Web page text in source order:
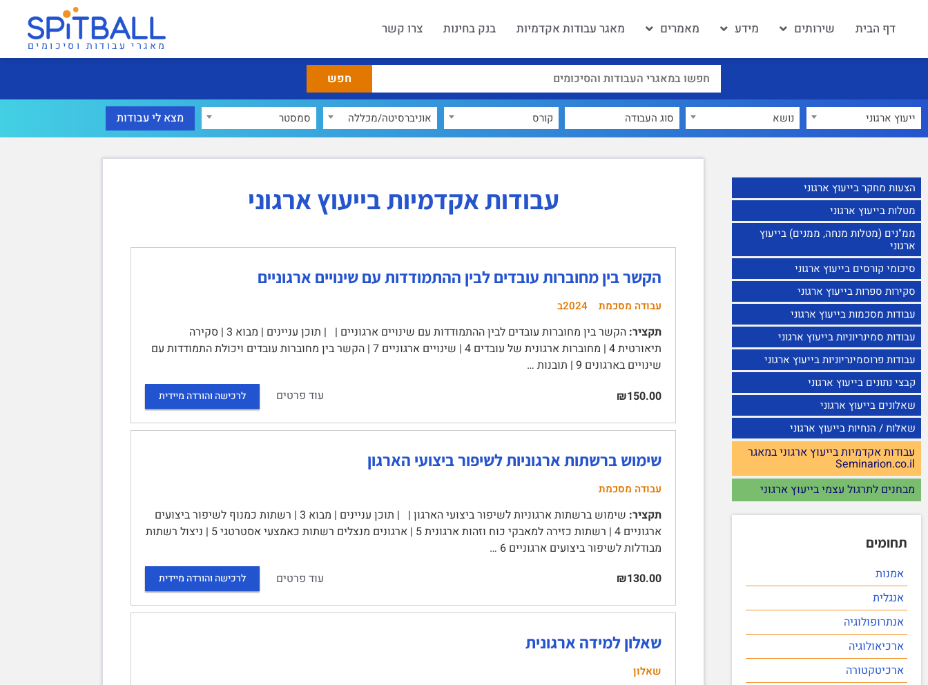
דף הבית שירותים מידע מאמרים מאגר עבודות אקדמיות בנק בחינות צרו קשר
מאגרי עבודות וסיכומים
ייעוץ ארגוני נושא קורס אוניברסיטה/מכללה סמסטר
הצעות מחקר בייעוץ ארגוני
מטלות בייעוץ ארגוני
ממ"נים (מטלות מנחה, ממנים) בייעוץ
ארגוני
סיכומי קורסים בייעוץ ארגוני
סקירות ספרות בייעוץ ארגוני
עבודות מסכמות בייעוץ ארגוני
עבודות סמינריוניות בייעוץ ארגוני
עבודות פרוסמינריוניות בייעוץ ארגוני
קבצי נתונים בייעוץ ארגוני
שאלונים בייעוץ ארגוני
שאלות / הנחיות בייעוץ ארגוני
עבודות אקדמיות בייעוץ ארגוני במאגר
Seminarion.co.il
מבחנים לתרגול עצמי בייעוץ ארגוני
תחומים
אמנות
אנגלית
אנתרופולוגיה
ארכיאולוגיה
ארכיטקטורה
עבודות אקדמיות בייעוץ ארגוני
הקשר בין מחוברות עובדים לבין ההתמודדות עם שינויים ארגוניים
עבודה מסכמת 2024ב
תקציר:
הקשר בין מחוברות עובדים לבין ההתמודדות עם שינויים ארגוניים | | תוכן עניינים | מבוא 3 | סקירה
תיאורטית 4 | מחוברות ארגונית של עובדים 4 | שינויים ארגוניים 7 | הקשר בין מחוברות עובדים ויכולת התמודדות עם
שינויים בארגונים 9 | תובנות …
₪150.00
עוד פרטים לרכישה והורדה מיידית
שימוש ברשתות ארגוניות לשיפור ביצועי הארגון
עבודה מסכמת
תקציר:
שימוש ברשתות ארגוניות לשיפור ביצועי הארגון | | תוכן עניינים | מבוא 3 | רשתות כמנוף לשיפור ביצועים
ארגוניים 4 | רשתות כזירה למאבקי כוח וזהות ארגונית 5 | ארגונים מנצלים רשתות כאמצעי אסטרטגי 5 | ניצול רשתות
מבודלות לשיפור ביצועים ארגוניים 6 …
₪130.00
עוד פרטים לרכישה והורדה מיידית
שאלון למידה ארגונית
שאלון